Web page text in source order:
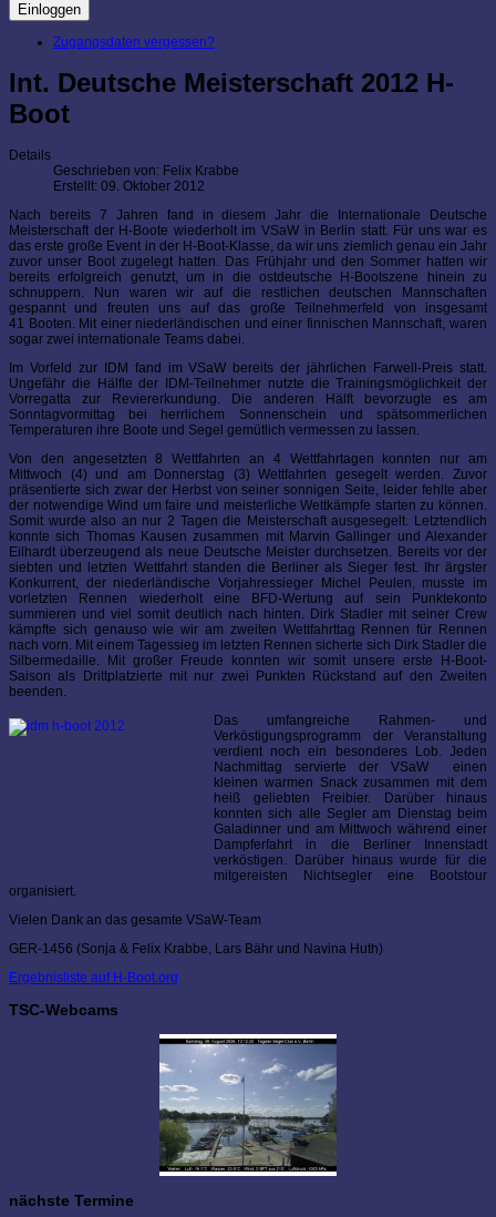
Einloggen
Zugangsdaten vergessen?
Int. Deutsche Meisterschaft 2012 H-
Boot
Details
Geschrieben von: Felix Krabbe
Erstellt: 09. Oktober 2012
Nach bereits 7 Jahren fand in diesem Jahr die Internationale Deutsche
Meisterschaft der H-Boote wiederholt im VSaW in Berlin statt. Für uns war es
das erste große Event in der H-Boot-Klasse, da wir uns ziemlich genau ein Jahr
zuvor unser Boot zugelegt hatten. Das Frühjahr und den Sommer hatten wir
bereits erfolgreich genutzt, um in die ostdeutsche H-Bootszene hinein zu
schnuppern. Nun waren wir auf die restlichen deutschen Mannschaften
gespannt und freuten uns auf das große Teilnehmerfeld von insgesamt
41 Booten. Mit einer niederländischen und einer finnischen Mannschaft, waren
sogar zwei internationale Teams dabei.
Im Vorfeld zur IDM fand im VSaW bereits der jährlichen Farwell-Preis statt.
Ungefähr die Hälfte der IDM-Teilnehmer nutzte die Trainingsmöglichkeit der
Vorregatta zur Reviererkundung. Die anderen Hälft bevorzugte es am
Sonntagvormittag bei herrlichem Sonnenschein und spätsommerlichen
Temperaturen ihre Boote und Segel gemütlich vermessen zu lassen.
Von den angesetzten 8 Wettfahrten an 4 Wettfahrtagen konnten nur am
Mittwoch (4) und am Donnerstag (3) Wettfahrten gesegelt werden. Zuvor
präsentierte sich zwar der Herbst von seiner sonnigen Seite, leider fehlte aber
der notwendige Wind um faire und meisterliche Wettkämpfe starten zu können.
Somit wurde also an nur 2 Tagen die Meisterschaft ausgesegelt. Letztendlich
konnte sich Thomas Kausen zusammen mit Marvin Gallinger und Alexander
Eilhardt überzeugend als neue Deutsche Meister durchsetzen. Bereits vor der
siebten und letzten Wettfahrt standen die Berliner als Sieger fest. Ihr ärgster
Konkurrent, der niederländische Vorjahressieger Michel Peulen, musste im
vorletzten Rennen wiederholt eine BFD-Wertung auf sein Punktekonto
summieren und viel somit deutlich nach hinten. Dirk Stadler mit seiner Crew
kämpfte sich genauso wie wir am zweiten Wettfahrttag Rennen für Rennen
nach vorn. Mit einem Tagessieg im letzten Rennen sicherte sich Dirk Stadler die
Silbermedaille. Mit großer Freude konnten wir somit unsere erste H-Boot-
Saison als Drittplatzierte mit nur zwei Punkten Rückstand auf den Zweiten
beenden.
Das umfangreiche Rahmen- und
Verköstigungsprogramm der Veranstaltung
verdient noch ein besonderes Lob. Jeden
Nachmittag servierte der VSaW einen
kleinen warmen Snack zusammen mit dem
heiß geliebten Freibier. Darüber hinaus
konnten sich alle Segler am Dienstag beim
Galadinner und am Mittwoch während einer
Dampferfahrt in die Berliner Innenstadt
verköstigen. Darüber hinaus wurde für die
mitgereisten Nichtsegler eine Bootstour
organisiert.
Vielen Dank an das gesamte VSaW-Team
GER-1456 (Sonja & Felix Krabbe, Lars Bähr und Navina Huth)
Ergebnisliste auf H-Boot.org
TSC-Webcams
nächste Termine